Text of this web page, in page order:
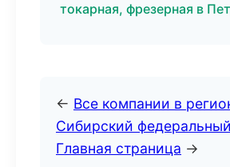
токарная, фрезерная в
← Все компании в
Сибирский
Главная страница →